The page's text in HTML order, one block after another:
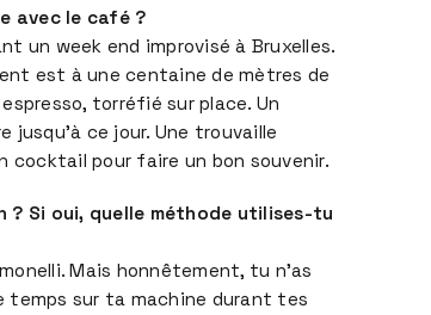
avec le café ?
un week end improvisé à Bruxelles.
est à une centaine de mètres de
torréfié sur place. Un
jusqu’à ce jour. Une trouvaille
cocktail pour faire un bon souvenir.
? Si oui, quelle méthode utilises-tu
Mais honnêtement, tu n’as
temps sur ta machine durant tes